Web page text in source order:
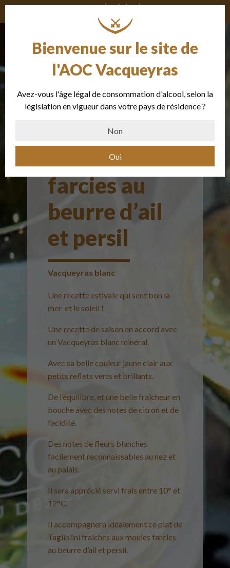
Tagliolini
fraîches aux
moules
farcies au
beurre d’ail
et persil
Vacqueyras blanc
Une recette estivale qui sent bon la
mer et le soleil !
Une recette de saison en accord avec
un Vacqueyras blanc minéral.
Avec sa belle couleur jaune clair aux
petits reflets verts et brillants.
De l’équilibre, et une belle fraîcheur en
bouche avec des notes de citron et de
l’acidité.
Des notes de fleurs blanches
facilement reconnaissables au nez et
au palais.
Il sera apprécié servi frais entre 10° et
12°C.
Il accompagnera idéalement ce plat de
Tagliolini fraîches aux moules farcies
au beurre d’ail et persil.
Bienvenue sur le site de
l'AOC Vacqueyras
Avez-vous l'âge légal de consommation d'alcool, selon la
législation en vigueur dans votre pays de résidence ?
Non
Oui